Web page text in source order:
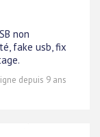
non
fake usb, fix
depuis 9 ans